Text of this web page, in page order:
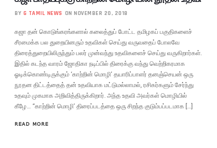
BY G TAMIL NEWS ON NOVEMBER 20, 2018
கஜா தன் கொடுங்கரங்களால் கலைத்துப் போட்ட தமிழகப் பகுதிகளைச்
சீரமைக்க பல துறையினரும் உதவிகள் செய்து வருவதைப் போலவே
திரைத்துறையிலிருந்தும் பலர் முன்வந்து உதவிகளைச் செய்து வருகிறார்கள்.
இதில் கடந்த வாரம் ஜோதிகா நடிப்பில் திரைக்கு வந்து வெற்றிகரமாக
ஓடிக்கொண்டிருக்கும் ‘காற்றின் மொழி’ தயாரிப்பாளர் தனஞ்செயன் ஒரு
நூதன திட்டத்தைத் தன் உதவியாக மட்டுமல்லாமல், ரசிகர்களும் சேர்ந்து
உதவும் முகமாக அறிவித்திருக்கிறார். அந்த உதவி அவர்கள் மொழியில்
கீழே… “காற்றின் மொழி’ திரைப்படத்தை ஒரு சிறந்த குடும்பப்படமாக […]
READ MORE